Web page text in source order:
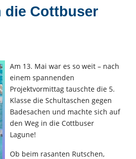
die Cottbuser
Am 13. Mai war es so weit – nach
einem spannenden
Projektvormittag tauschte die 5.
Klasse die Schultaschen gegen
Badesachen und machte sich auf
den Weg in die Cottbuser
Lagune!
Ob beim rasanten Rutschen,